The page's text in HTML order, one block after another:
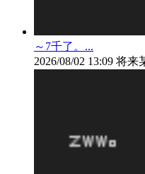
～7千了。...
2026/08/02 13:09 将来